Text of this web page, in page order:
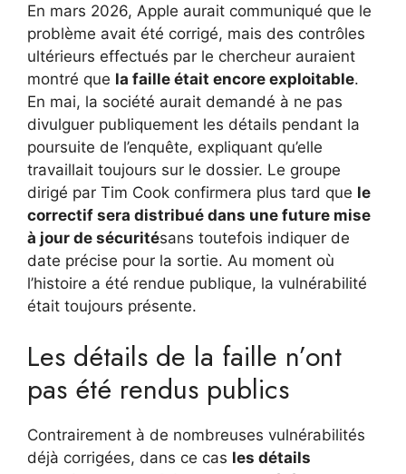
En mars 2026, Apple aurait communiqué que le
problème avait été corrigé, mais des contrôles
ultérieurs effectués par le chercheur auraient
montré que la faille était encore exploitable.
En mai, la société aurait demandé à ne pas
divulguer publiquement les détails pendant la
poursuite de l’enquête, expliquant qu’elle
travaillait toujours sur le dossier. Le groupe
dirigé par Tim Cook confirmera plus tard que le
correctif sera distribué dans une future mise
à jour de sécuritésans toutefois indiquer de
date précise pour la sortie. Au moment où
l’histoire a été rendue publique, la vulnérabilité
était toujours présente.
Les détails de la faille n’ont
pas été rendus publics
Contrairement à de nombreuses vulnérabilités
déjà corrigées, dans ce cas les détails